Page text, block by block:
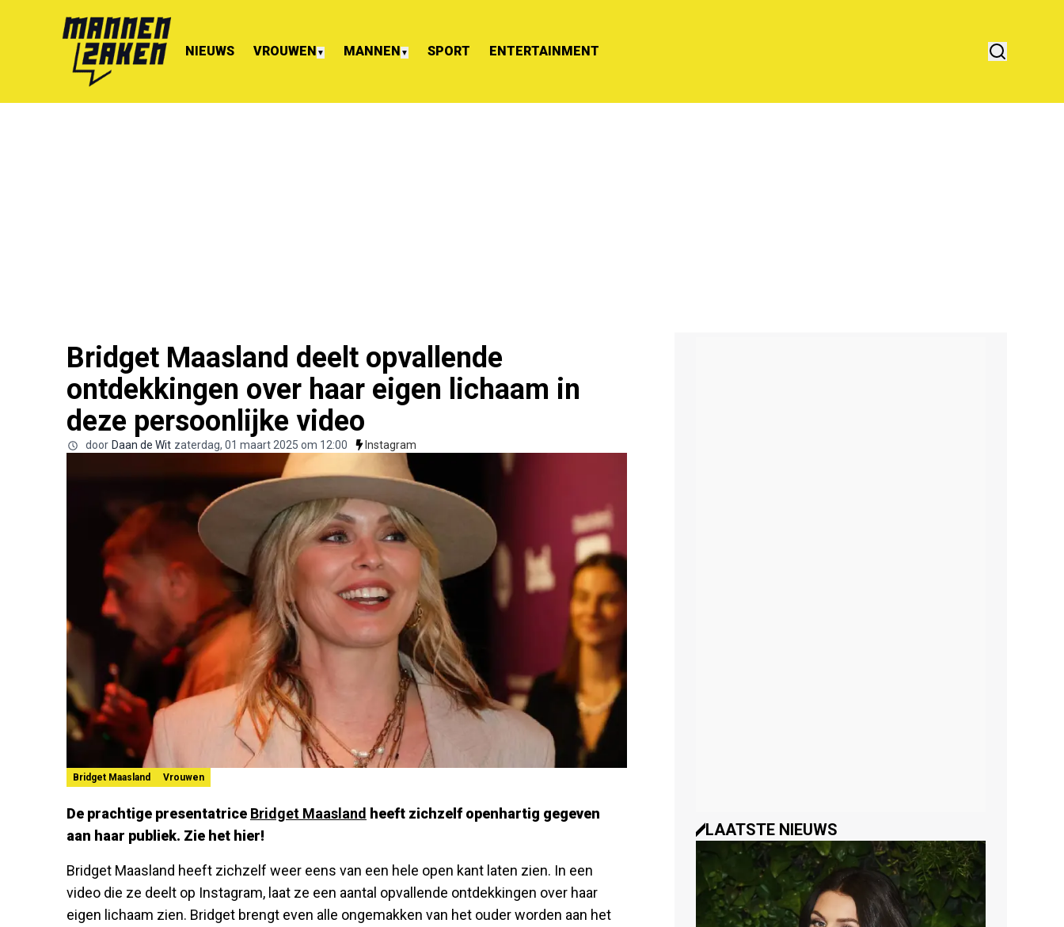
NIEUWS VROUWEN ▼ MANNEN ▼ SPORT ENTERTAINMENT
Bridget Maasland deelt opvallende
ontdekkingen over haar eigen lichaam in
deze persoonlijke video
door Daan de Wit zaterdag, 01 maart 2025 om 12:00 Instagram
Bridget Maasland Vrouwen
De prachtige presentatrice Bridget Maasland heeft zichzelf openhartig gegeven
aan haar publiek. Zie het hier!
Bridget Maasland heeft zichzelf weer eens van een hele open kant laten zien. In een
video die ze deelt op Instagram, laat ze een aantal opvallende ontdekkingen over haar
eigen lichaam zien. Bridget brengt even alle ongemakken van het ouder worden aan het
LAATSTE NIEUWS